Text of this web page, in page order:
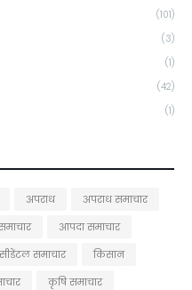
(101)
(3)
(1)
(42)
(1)
अपराध
अपराध समाचार
आपदा समाचार
समाचार
किसान
कृषि समाचार